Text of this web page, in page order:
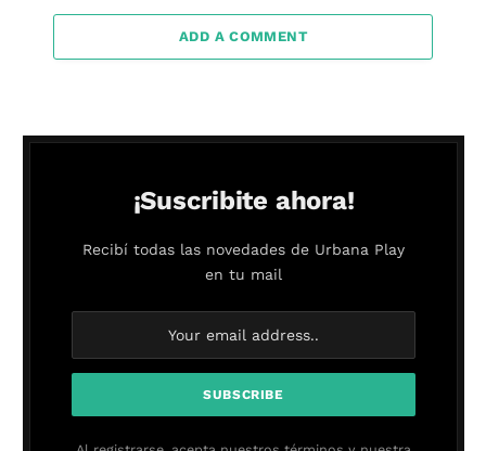
ADD A COMMENT
¡Suscribite ahora!
Recibí todas las novedades de Urbana Play
en tu mail